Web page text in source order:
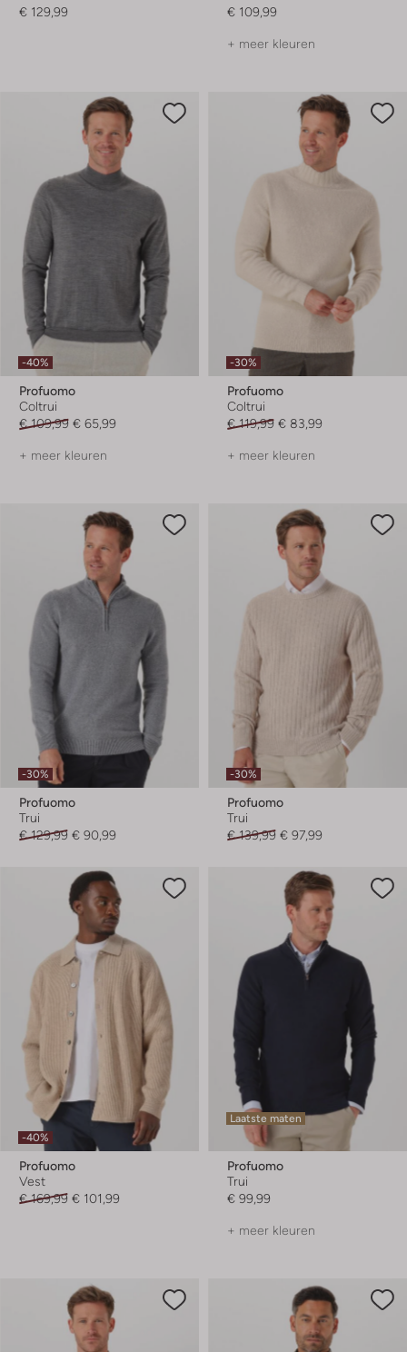
€ 129,99
€ 109,99
+ meer kleuren
-40%
Profuomo
Coltrui
€ 109,99 € 65,99
+ meer kleuren
-30%
Profuomo
Coltrui
€ 119,99 € 83,99
+ meer kleuren
-30%
Profuomo
Trui
€ 129,99 € 90,99
-30%
Profuomo
Trui
€ 139,99 € 97,99
-40%
Profuomo
Vest
€ 169,99 € 101,99
Laatste maten
Profuomo
Trui
€ 99,99
+ meer kleuren